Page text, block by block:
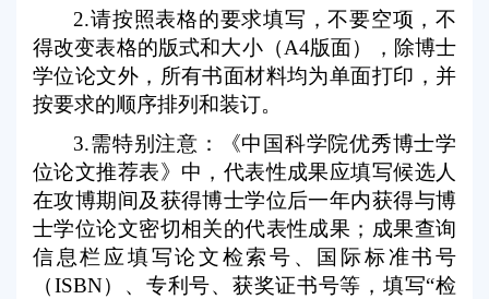
2.请按照表格的要求填写，不要空项，不
得改变表格的版式和大小（A4版面），除博士
学位论文外，所有书面材料均为单面打印，并
按要求的顺序排列和装订。
3.需特别注意：《中国科学院优秀博士学
位论文推荐表》中，代表性成果应填写候选人
在攻博期间及获得博士学位后一年内获得与博
士学位论文密切相关的代表性成果；成果查询
信息栏应填写论文检索号、国际标准书号
（ISBN）、专利号、获奖证书号等，填写“检